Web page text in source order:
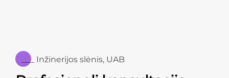
___ Inžinerijos slėnis, UAB